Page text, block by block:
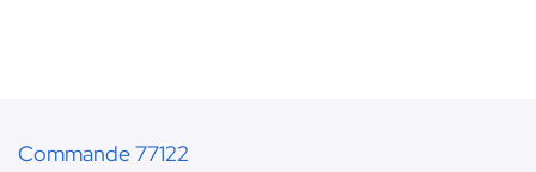
Commande 77122